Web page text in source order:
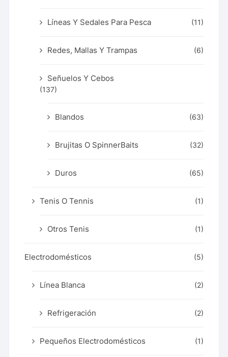
Líneas Y Sedales Para Pesca (11)
Redes, Mallas Y Trampas (6)
Señuelos Y Cebos
(137)
Blandos (63)
Brujitas O SpinnerBaits (32)
Duros (65)
Tenis O Tennis (1)
Otros Tenis (1)
Electrodomésticos (5)
Línea Blanca (2)
Refrigeración (2)
Pequeños Electrodomésticos (1)